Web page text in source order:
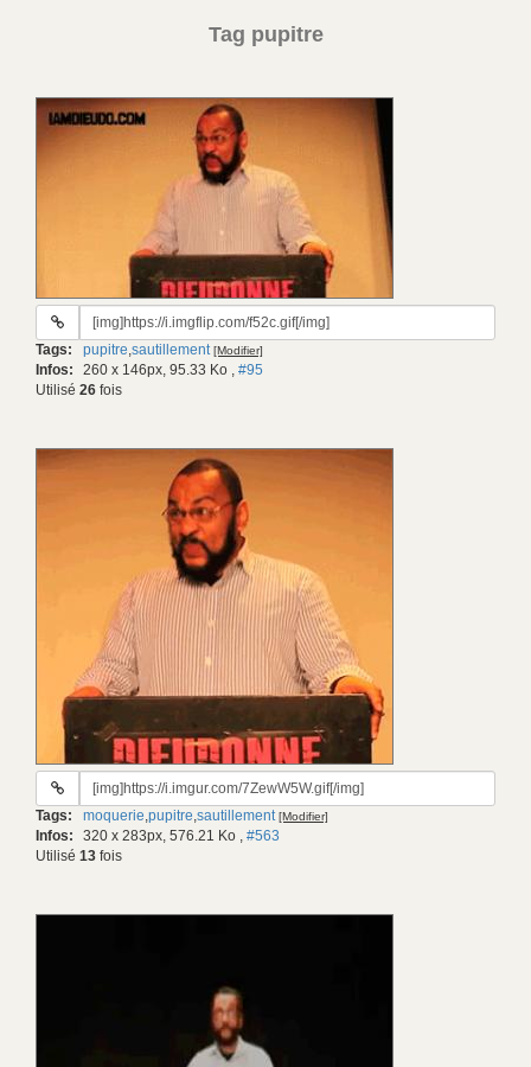
Tag pupitre
URL
gif:
Tags: pupitre,sautillement [Modifier]
Infos: 260 x 146px, 95.33 Ko , #95
Utilisé 26 fois
URL
gif:
Tags: moquerie,pupitre,sautillement [Modifier]
Infos: 320 x 283px, 576.21 Ko , #563
Utilisé 13 fois